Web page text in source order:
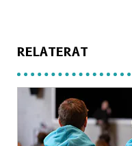
RELATERAT